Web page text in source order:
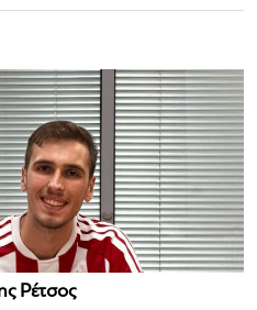
Ρέτσος